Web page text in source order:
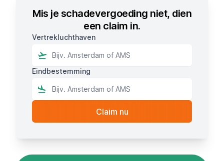
Mis je schadevergoeding niet, dien
een claim in.
Vertrekluchthaven
Eindbestemming